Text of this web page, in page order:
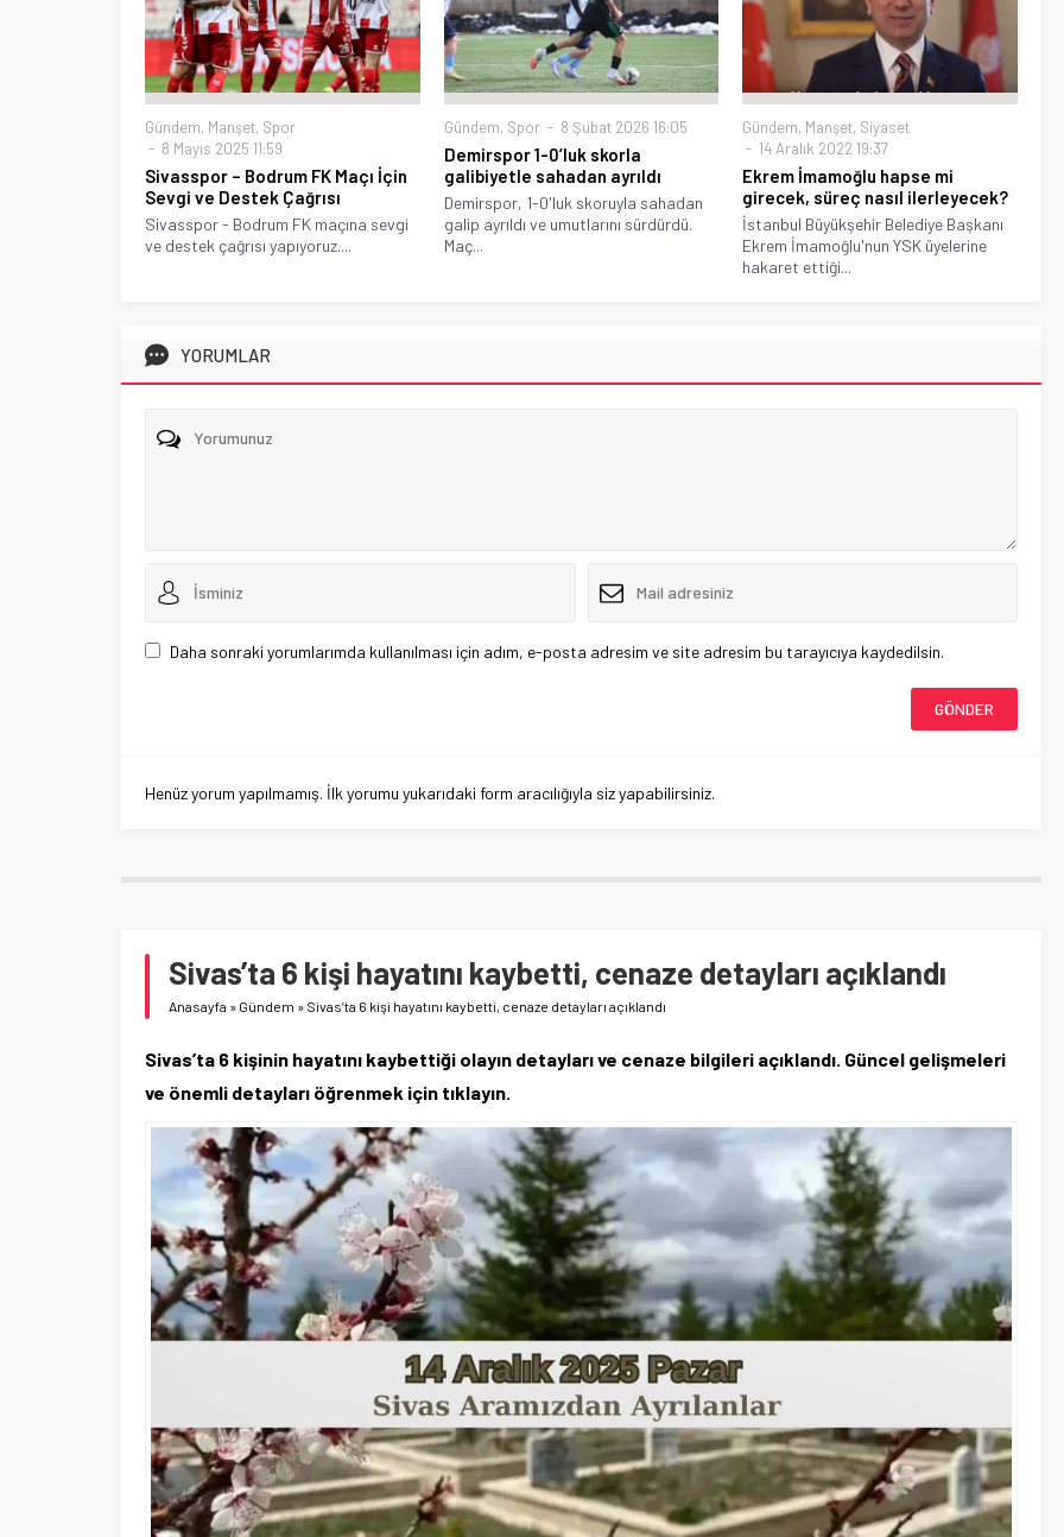
Gündem, Manşet, Spor
8 Mayıs 2025 11:59
Sivasspor – Bodrum FK Maçı İçin
Sevgi ve Destek Çağrısı
Sivasspor - Bodrum FK maçına sevgi
ve destek çağrısı yapıyoruz....
Gündem, Spor 8 Şubat 2026 16:05
Demirspor 1-0’luk skorla
galibiyetle sahadan ayrıldı
Demirspor, 1-0'luk skoruyla sahadan
galip ayrıldı ve umutlarını sürdürdü.
Maç...
Gündem, Manşet, Siyaset
14 Aralık 2022 19:37
Ekrem İmamoğlu hapse mi
girecek, süreç nasıl ilerleyecek?
İstanbul Büyükşehir Belediye Başkanı
Ekrem İmamoğlu'nun YSK üyelerine
hakaret ettiği...
YORUMLAR
Daha sonraki yorumlarımda kullanılması için adım, e-posta adresim ve site adresim bu tarayıcıya kaydedilsin.
Henüz yorum yapılmamış. İlk yorumu yukarıdaki form aracılığıyla siz yapabilirsiniz.
Sivas’ta 6 kişi hayatını kaybetti, cenaze detayları açıklandı
Anasayfa » Gündem » Sivas’ta 6 kişi hayatını kaybetti, cenaze detayları açıklandı
Sivas’ta 6 kişinin hayatını kaybettiği olayın detayları ve cenaze bilgileri açıklandı. Güncel gelişmeleri
ve önemli detayları öğrenmek için tıklayın.